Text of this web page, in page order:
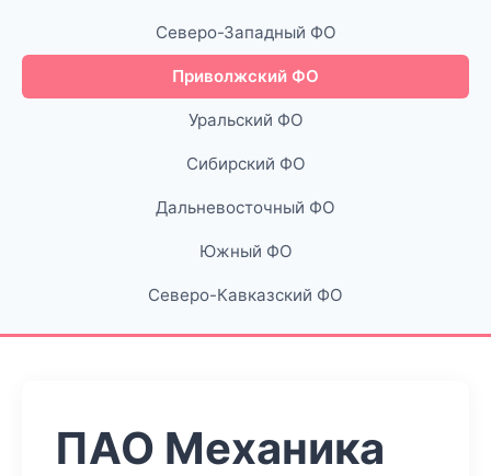
Северо-Западный ФО
Приволжский ФО
Уральский ФО
Сибирский ФО
Дальневосточный ФО
Южный ФО
Северо-Кавказский ФО
ПАО Механика